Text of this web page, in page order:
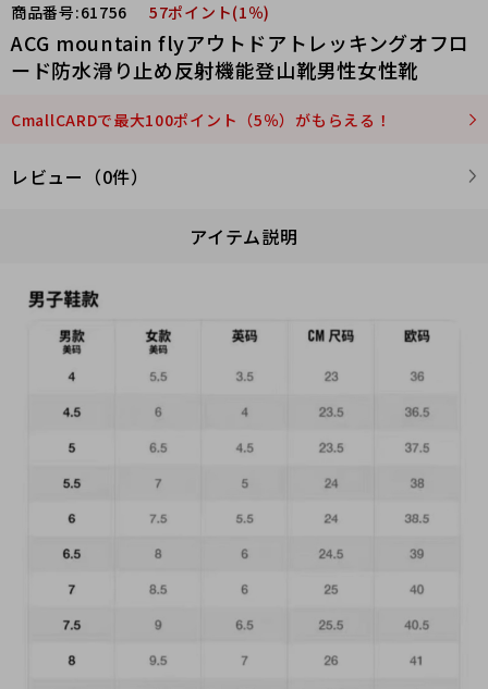
商品番号:61756 57ポイント(1％)
ACG mountain flyアウトドアトレッキングオフロ
ード防水滑り止め反射機能登山靴男性女性靴
CmallCARDで最大100ポイント（5％）がもらえる！
レビュー（0件）
アイテム説明